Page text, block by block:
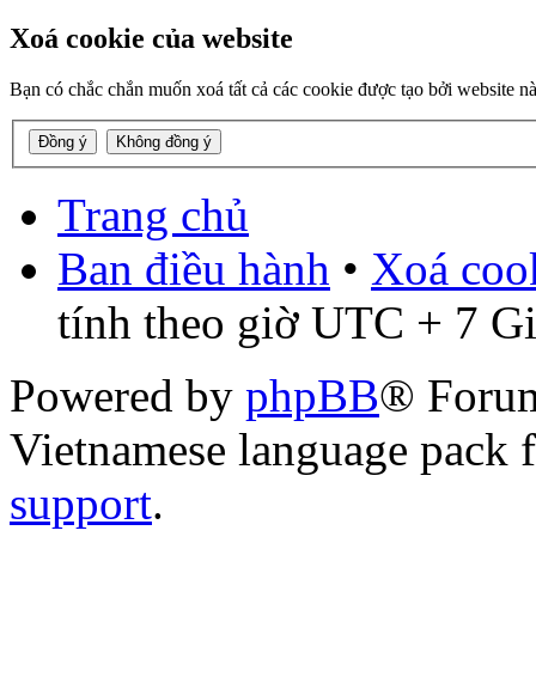
Xoá cookie của website
Bạn có chắc chắn muốn xoá tất cả các cookie được tạo bởi website
Trang chủ
Ban điều hành • Xoá
tính theo giờ UTC + 7
Powered by phpBB®
Vietnamese language
support.